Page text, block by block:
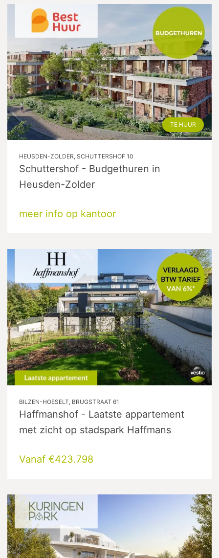
TE HUUR
HEUSDEN-ZOLDER, SCHUTTERSHOF 10
Schuttershof - Budgethuren in
Heusden-Zolder
meer info op kantoor
BILZEN-HOESELT, BRUGSTRAAT 61
Haffmanshof - Laatste appartement
met zicht op stadspark Haffmans
Vanaf €423.798